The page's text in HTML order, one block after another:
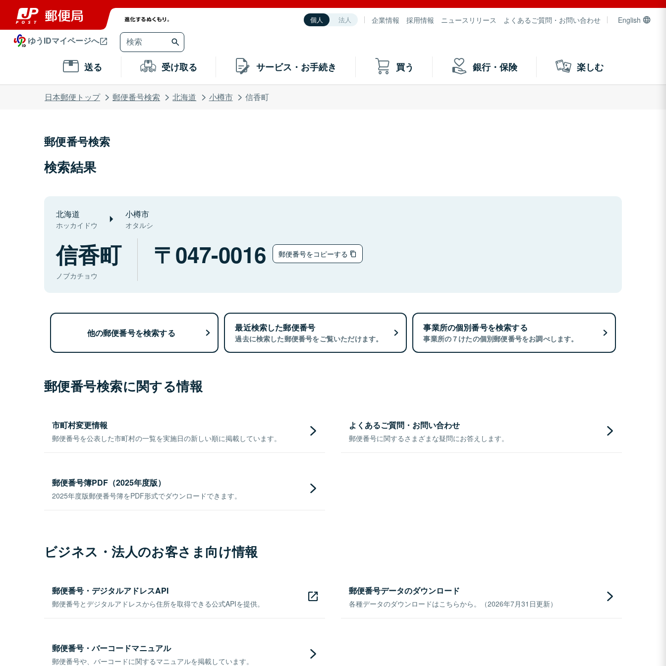
個人 法人 企業情報 採用情報 ニュースリリース よくあるご質問・お問い合わせ English
ゆうIDマイページへ
送る 受け取る サービス・お手続き 買う 銀行・保険 楽しむ
日本郵便トップ 郵便番号検索 北海道 小樽市 信香町
郵便番号検索
検索結果
北海道
ホッカイドウ
小樽市
オタルシ
信香町
ノブカチョウ
047-0016 郵便番号をコピーする
他の郵便番号を検索する 最近検索した郵便番号
過去に検索した郵便番号をご覧いただけます。
事業所の個別番号を検索する
事業所の７けたの個別郵便番号をお調べします。
郵便番号検索に関する情報
市町村変更情報
郵便番号を公表した市町村の一覧を実施日の新しい順に掲載しています。
よくあるご質問・お問い合わせ
郵便番号に関するさまざまな疑問にお答えします。
郵便番号簿PDF（2025年度版）
2025年度版郵便番号簿をPDF形式でダウンロードできます。
ビジネス・法人のお客さま向け情報
郵便番号・デジタルアドレスAPI
郵便番号とデジタルアドレスから住所を取得できる公式APIを提供。
郵便番号データのダウンロード
各種データのダウンロードはこちらから。（2026年7月31日更新）
郵便番号・バーコードマニュアル
郵便番号や、バーコードに関するマニュアルを掲載しています。